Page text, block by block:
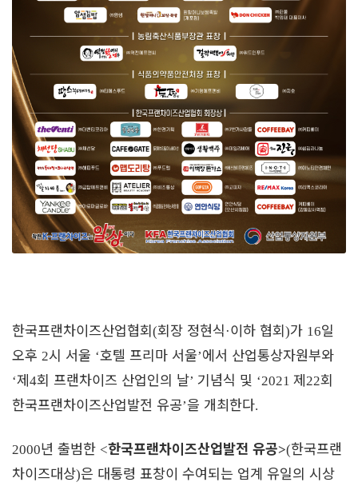
한국프랜차이즈산업협회(회장 정현식 ·이하 협회)가 16일
오후 2시 서울 ‘호텔 프리마 서울’에서 산업통상자원부와
‘제4회 프랜차이즈 산업인의 날’ 기념식 및 ‘2021 제22회
한국프랜차이즈산업발전 유공’을 개최한다.
2000년 출범한 <한국프랜차이즈산업발전 유공>(한국프랜
차이즈대상)은 대통령 표창이 수여되는 업계 유일의 시상